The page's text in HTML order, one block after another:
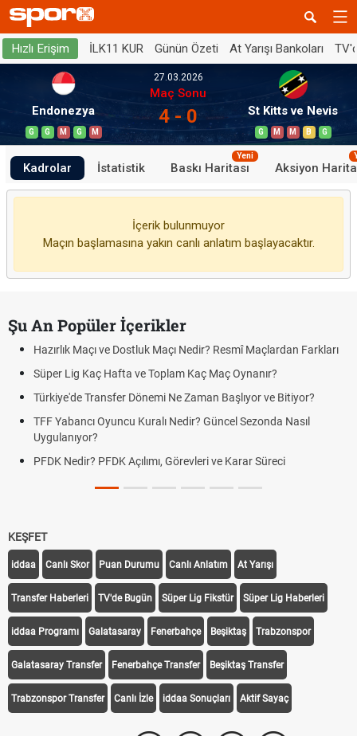
Hızlı Erişim İLK11 KUR Günün Özeti At Yarışı Bankoları
Endonezya
G G M G M
27.03.2026
Maç Sonu
4 - 0 St Kitts ve Nevis
G M M B G
Kadrolar İstatistik Baskı Haritası
Yeni
Aksiyon
İçerik bulunmuyor
Maçın başlamasına yakın canlı anlatım başlayacaktır.
Şu An Popüler İçerikler
Hazırlık Maçı ve Dostluk Maçı Nedir? Resmî Maçlardan Farkları
Süper Lig Kaç Hafta ve Toplam Kaç Maç Oynanır?
Türkiye'de Transfer Dönemi Ne Zaman Başlıyor ve Bitiyor?
TFF Yabancı Oyuncu Kuralı Nedir? Güncel Sezonda Nasıl
Uygulanıyor?
PFDK Nedir? PFDK Açılımı, Görevleri ve Karar Süreci
KEŞFET
iddaa Canlı Skor Puan Durumu Canlı Anlatım At Yarışı
Transfer Haberleri TV'de Bugün Süper Lig Fikstür Süper Lig Haberleri
iddaa Programı Galatasaray Fenerbahçe Beşiktaş Trabzonspor
Galatasaray Transfer Fenerbahçe Transfer Beşiktaş Transfer
Trabzonspor Transfer Canlı İzle iddaa Sonuçları Aktif Sayaç